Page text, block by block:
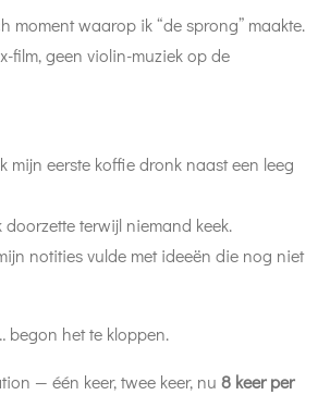
moment waarop ik “de sprong” maakte.
film, geen violin-muziek op de
mijn eerste koffie dronk naast een leeg
terwijl niemand keek.
notities vulde met ideeën die nog niet
begon het te kloppen.
— één keer, twee keer, nu 8 keer per